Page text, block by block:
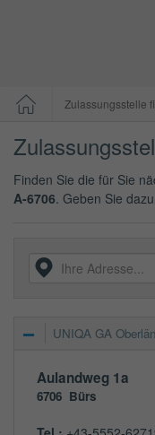
Zulassungsstelle
Finden Sie die für Sie
A-6706. Geben Sie
UNIQA GA
Aulandweg 1a
6706 Bürs